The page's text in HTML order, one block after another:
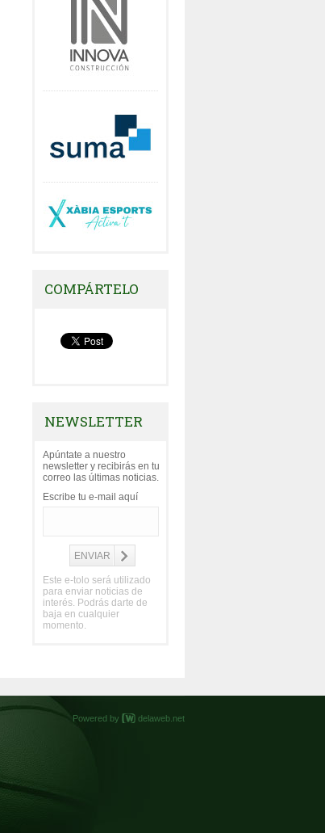
COMPÁRTELO
NEWSLETTER
Apúntate a nuestro
newsletter y recibirás en tu
correo las últimas noticias.
Escribe tu e-mail aquí
Este e-tolo será utilizado
para enviar noticias de
interés. Podrás darte de
baja en cualquier
momento.
Powered by delaweb.net